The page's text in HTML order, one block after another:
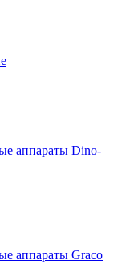
аппараты Dino-
аппараты Graco